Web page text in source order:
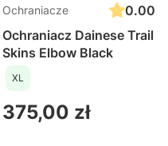
Ochraniacze
0.00
Ochraniacz Dainese Trail
Skins Elbow Black
XL
Cena
375,00 zł